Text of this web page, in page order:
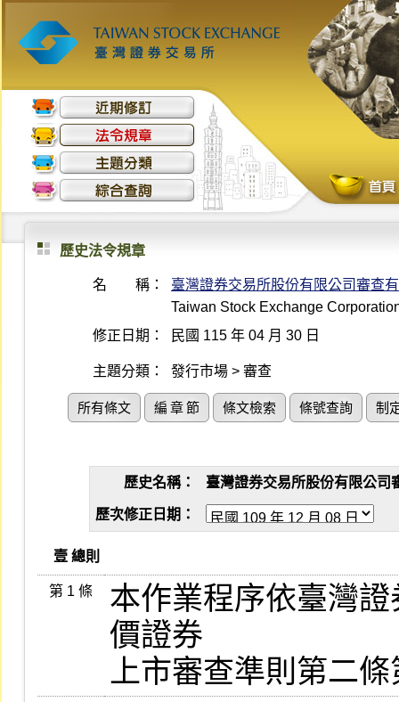
歷史法令規章
名 稱：
臺灣證券交易所股份有限公司審查
Taiwan Stock Exchange
修正日期：
民國 115 年 04 月 30 日
主題分類： 發行市場 > 審查
所有條文 編 章 節 條文檢索 條號查詢 制
歷史名稱： 臺灣證券交易所股份有限公司
歷次修正日期：
   壹 總則
第 1 條
本作業程序依臺灣
價證券
上市審查準則第二